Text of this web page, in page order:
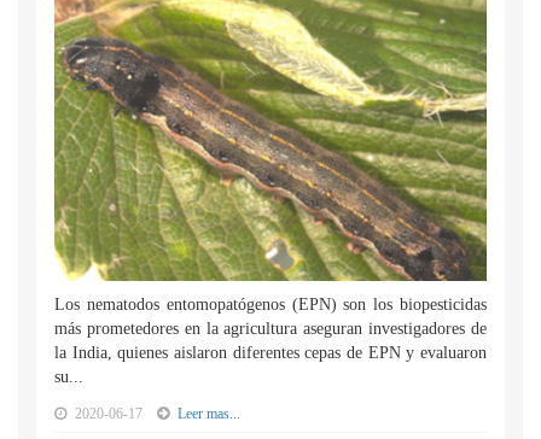
Los nematodos entomopatógenos (EPN) son los biopesticidas
más prometedores en la agricultura aseguran investigadores de
la India, quienes aislaron diferentes cepas de EPN y evaluaron
su...
2020-06-17 Leer mas...